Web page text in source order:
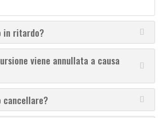
in ritardo?
viene annullata a causa
cancellare?